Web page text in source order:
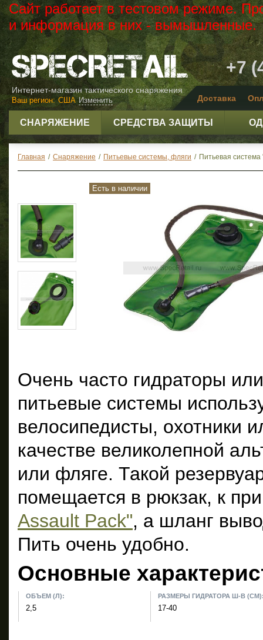
Сайт работает в тестовом режиме.
и информация в них - вымышленные.
Интернет-магазин тактического снаряжения
+7
Доставка
Изменить
Ваш регион: США
СНАРЯЖЕНИЕ СРЕДСТВА ЗАЩИТЫ
Главная / Снаряжение / Питьевые системы, фляги / Питьевая
Есть в наличии
Очень часто гидраторы
питьевые системы
велосипедисты, охотники
качестве великолепной
или фляге. Такой
помещается в рюкзак, к
Assault Pack", а шланг
Пить очень удобно.
Основные
ОБЪЕМ (Л):
2,5
РАЗМЕРЫ ГИДРАТОРА Ш-В
17-40